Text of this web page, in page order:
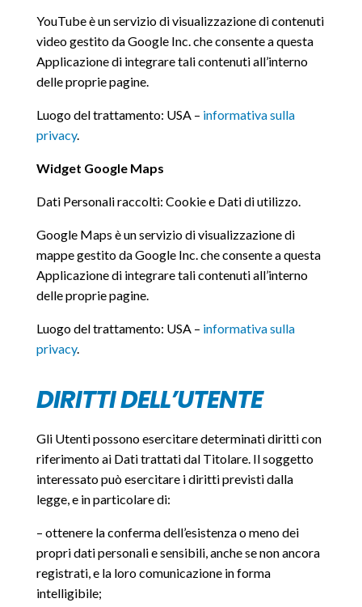
YouTube è un servizio di visualizzazione di contenuti
video gestito da Google Inc. che consente a questa
Applicazione di integrare tali contenuti all’interno
delle proprie pagine.
Luogo del trattamento: USA – informativa sulla
privacy.
Widget Google Maps
Dati Personali raccolti: Cookie e Dati di utilizzo.
Google Maps è un servizio di visualizzazione di
mappe gestito da Google Inc. che consente a questa
Applicazione di integrare tali contenuti all’interno
delle proprie pagine.
Luogo del trattamento: USA – informativa sulla
privacy.
DIRITTI DELL’UTENTE
Gli Utenti possono esercitare determinati diritti con
riferimento ai Dati trattati dal Titolare. Il soggetto
interessato può esercitare i diritti previsti dalla
legge, e in particolare di:
– ottenere la conferma dell’esistenza o meno dei
propri dati personali e sensibili, anche se non ancora
registrati, e la loro comunicazione in forma
intelligibile;